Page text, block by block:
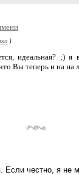
)
идеальная? ;)
Вы теперь и на
Если честно, я